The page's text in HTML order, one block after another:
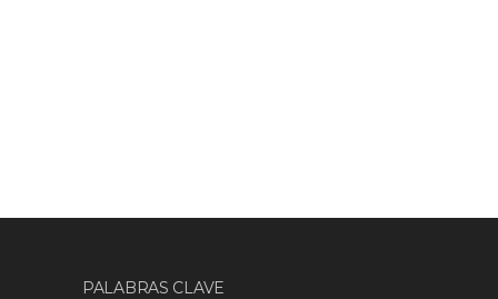
PALABRAS CLAVE